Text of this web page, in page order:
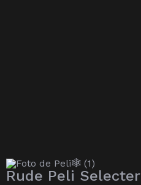
Rude Peli Selecter